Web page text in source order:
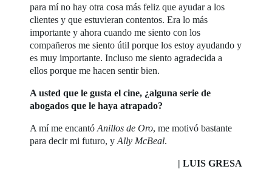
para mí no hay otra cosa más feliz que ayudar a los
clientes y que estuvieran contentos. Era lo más
importante y ahora cuando me siento con los
compañeros me siento útil porque los estoy ayudando y
es muy importante. Incluso me siento agradecida a
ellos porque me hacen sentir bien.
A usted que le gusta el cine, ¿alguna serie de
abogados que le haya atrapado?
A mí me encantóAnillos de Oro, me motivó bastante
para decir mi futuro, yAlly McBeal.
| LUIS GRESA